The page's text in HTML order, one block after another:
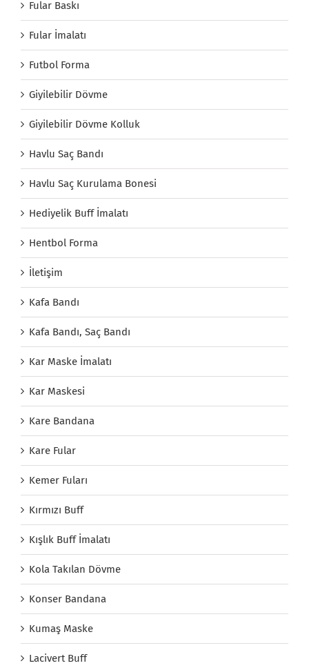
Fular Baskı
Fular İmalatı
Futbol Forma
Giyilebilir Dövme
Giyilebilir Dövme Kolluk
Havlu Saç Bandı
Havlu Saç Kurulama Bonesi
Hediyelik Buff İmalatı
Hentbol Forma
İletişim
Kafa Bandı
Kafa Bandı, Saç Bandı
Kar Maske İmalatı
Kar Maskesi
Kare Bandana
Kare Fular
Kemer Fuları
Kırmızı Buff
Kışlık Buff İmalatı
Kola Takılan Dövme
Konser Bandana
Kumaş Maske
Lacivert Buff